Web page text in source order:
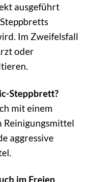
ausgeführt
Im Zweifelsfall
oder
Steppbrett?
mit einem
Reinigungsmittel
aggressive
im Freien